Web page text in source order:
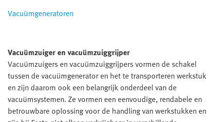
Vacuümgeneratoren
Vacuümzuiger en vacuümzuiggrijper
Vacuümzuigers en vacuümzuiggrijpers vormen de schakel
tussen de vacuümgenerator en het te transporteren werkstuk
en zijn daarom ook een belangrijk onderdeel van de
vacuümsystemen. Ze vormen een eenvoudige, rendabele en
betrouwbare oplossing voor de handling van werkstukken en